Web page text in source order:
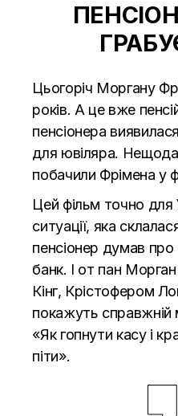
Цьогоріч Моргану
років. А це вже
пенсіонера
для ювіляра.
побачили Фрімена у
Цей фільм точно для
ситуації, яка
пенсіонер думав про
банк. І от пан
Кінг, Крістофером
покажуть
«Як гопнути касу і
піти».